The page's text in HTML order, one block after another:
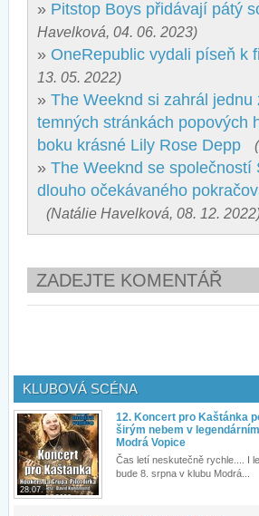
» Pitstop Boys přidávají pátý
Havelková, 04. 06. 2023)
» OneRepublic vydali píseň k
13. 05. 2022)
» The Weeknd si zahrál
temných stránkách popových
boku krásné Lily Rose Depp
» The Weeknd se společností
dlouho očekávaného
(Natálie Havelková, 08. 12.
ZADEJTE KOMENTÁŘ
KLUBOVÁ SCÉNA
28.07.
12. Koncert pro Kaštánka
širým nebem v
Modrá Vopice
Čas letí neskutečně rychle.... I
bude 8. srpna v klubu Modrá...